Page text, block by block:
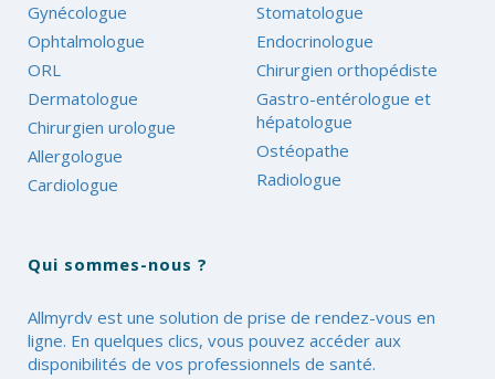
Gynécologue
Ophtalmologue
ORL
Dermatologue
Chirurgien urologue
Allergologue
Cardiologue
Stomatologue
Endocrinologue
Chirurgien orthopédiste
Gastro-entérologue et
hépatologue
Ostéopathe
Radiologue
Qui sommes-nous ?
Allmyrdv est une solution de prise de rendez-vous en
ligne. En quelques clics, vous pouvez accéder aux
disponibilités de vos professionnels de santé.